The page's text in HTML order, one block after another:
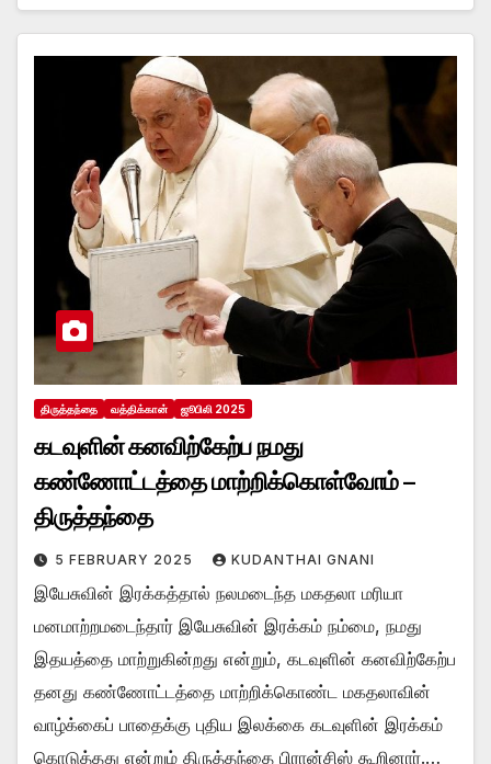
திருத்தந்தை வத்திக்கான் ஜூபிலி 2025
கடவுளின் கனவிற்கேற்ப நமது
கண்ணோட்டத்தை மாற்றிக்கொள்வோம் –
திருத்தந்தை
5 FEBRUARY 2025 KUDANTHAI GNANI
இயேசுவின் இரக்கத்தால் நலமடைந்த மகதலா மரியா
மனமாற்றமடைந்தார் இயேசுவின் இரக்கம் நம்மை, நமது
இதயத்தை மாற்றுகின்றது என்றும், கடவுளின் கனவிற்கேற்ப
தனது கண்ணோட்டத்தை மாற்றிக்கொண்ட மகதலாவின்
வாழ்க்கைப் பாதைக்கு புதிய இலக்கை கடவுளின் இரக்கம்
கொடுத்தது என்றும் திருத்தந்தை பிரான்சிஸ் கூறினார்.…